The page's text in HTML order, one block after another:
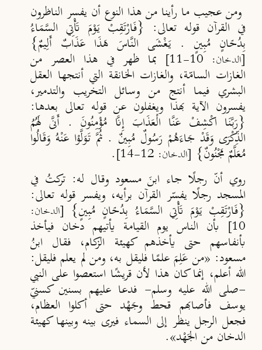
ومن عجيب ما رأينا من هذا النوع أن يفسر الناظرون
في القرآن قوله تعالى: {فَارْتَقِبْ يَوْمَ تَأْتِي السَّمَاءُ
بِدُخَانٍ مُبِينٍ . يَغْشَى النَّاسَ هَذَا عَذَابٌ أَلِيمٌ}
[الدخان: 10-11] بما ظهر في هذا العصر من
الغازات السامّة، والغازات الخانقة التي أنتجها العقل
البشري فيما أنتج من وسائل التخريب والتدمير،
يفسرون الآية بهذا ويغفلون عن قوله تعالى بعدها:
{رَبَّنَا اكْشِفْ عَنَّا الْعَذَابَ إِنَّا مُؤْمِنُونَ . أَنَّى لَهُمُ
الذِّكْرَى وَقَدْ جَاءَهُمْ رَسُولٌ مُبِينٌ . ثُمَّ تَوَلَّوْا عَنْهُ وَقَالُوا
مُعَلَّمٌ مَجْنُونٌ} [الدخان: 12-14]
.
روي أنّ رجلًا جاء ابنَ مسعود وقال له: تركتُ في
المسجد رجلًا يفسّر القرآن برأيه، ويفسر قوله تعالى:
{فَارْتَقِبْ يَوْمَ تَأْتِي السَّمَاءُ بِدُخَانٍ مُبِينٍ} [الدخان:
10] بأن الناس يوم القيامة يأتيهم دخان فيأخذ
بأنفاسهم حتى يأخذهم كهيئة الزكام، فقال ابنُ
مسعود: «من عَلِمَ علمًا فليقل به، ومن لم يعلم فليقل:
الله أعلم، إنما كان هذا لأن قريشًا استعصوا على النبي
-صلى الله عليه وسلم- فدعا عليهم بسنين كسنيّ
يوسف فأصابهم قحط وجَهْد حتى أكلوا العظام،
فجعل الرجل ينظر إلى السماء فيرى بينه وبينها كهيئة
الدخان من الجَهْد».